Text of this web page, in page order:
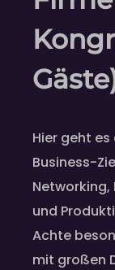
Hier geht
Business-
und
Achte
mit großen